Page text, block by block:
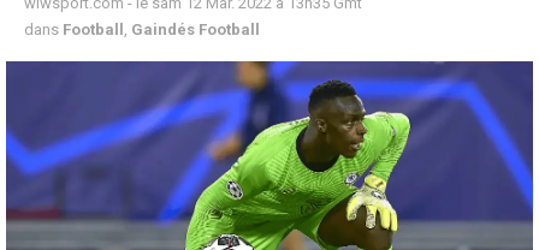
dans Football Gaindés Football